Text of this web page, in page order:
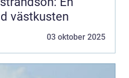
västkusten
03 oktober 2025